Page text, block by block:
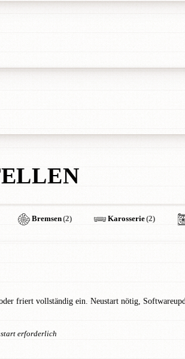
Bremsen(2) Karosserie(2)
friert vollständig ein. Neustart nötig,
erforderlich